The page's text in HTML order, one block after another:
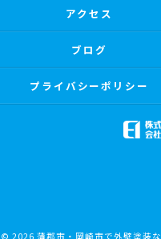
アクセス
ブログ
プライバシーポリシー
© 2026 蒲郡市・岡崎市で外壁塗装